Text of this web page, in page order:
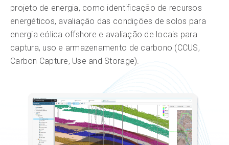
projeto de energia, como identificação de recursos
energéticos, avaliação das condições de solos para
energia eólica offshore e avaliação de locais para
captura, uso e armazenamento de carbono (CCUS,
Carbon Capture, Use and Storage).
Somente as licenças nominais de 12
Licença nominal- permite o uso ilimitado do
software por apenas um usuário dedicado
Somente as licenças nominais de 12
Licença nominal- permite o uso ilimitado do
software por apenas um usuário dedicado